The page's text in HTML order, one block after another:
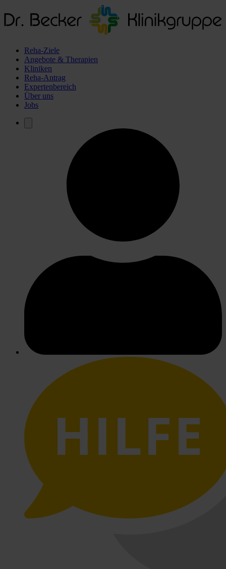
Reha-Ziele
Angebote & Therapien
Kliniken
Reha-Antrag
Expertenbereich
Über uns
Jobs
HILFE